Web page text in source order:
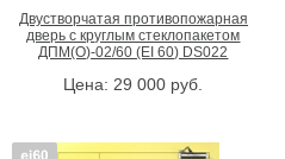
Двустворчатая противопожарная
дверь с круглым стеклопакетом
ДПМ(О)-02/60 (EI 60) DS022
Цена:29 000 руб.